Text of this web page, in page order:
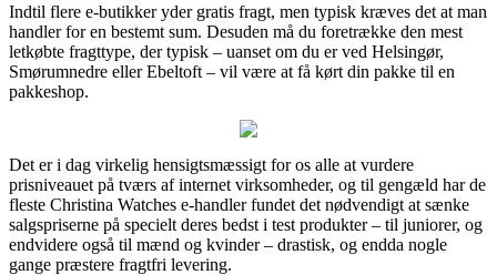
Indtil flere e-butikker yder gratis fragt, men typisk kræves det at man
handler for en bestemt sum. Desuden må du foretrække den mest
letkøbte fragttype, der typisk – uanset om du er ved Helsingør,
Smørumnedre eller Ebeltoft – vil være at få kørt din pakke til en
pakkeshop.
Det er i dag virkelig hensigtsmæssigt for os alle at vurdere
prisniveauet på tværs af internet virksomheder, og til gengæld har de
fleste Christina Watches e-handler fundet det nødvendigt at sænke
salgspriserne på specielt deres bedst i test produkter – til juniorer, og
endvidere også til mænd og kvinder – drastisk, og endda nogle
gange præstere fragtfri levering.